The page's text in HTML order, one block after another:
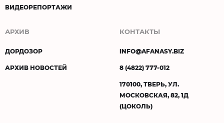
ВИДЕОРЕПОРТАЖИ
АРХИВ
ДОРДОЗОР
АРХИВ НОВОСТЕЙ
КОНТАКТЫ
INFO@AFANASY.BIZ
8 (4822) 777-012
170100, ТВЕРЬ, УЛ.
МОСКОВСКАЯ, 82, 1Д
(ЦОКОЛЬ)